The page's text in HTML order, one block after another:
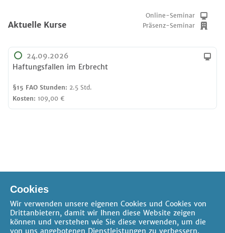
Aktuelle Kurse
Online-Seminar
Präsenz-Seminar
24.09.2026
Haftungsfallen im Erbrecht
§15 FAO Stunden: 2.5 Std.
Kosten: 109,00 €
Verfügbare Pakete
Cookies
Wir verwenden unsere eigenen Cookies und Cookies von
Drittanbietern, damit wir Ihnen diese Website zeigen
können und verstehen wie Sie diese verwenden, um die
von uns angebotenen Dienstleistungen zu verbessern.